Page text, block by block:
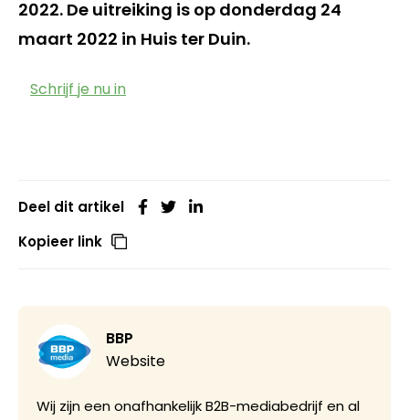
2022. De uitreiking is op donderdag 24
maart 2022 in Huis ter Duin.
Schrijf je nu in
Deel dit artikel
Kopieer link
BBP
Website
Wij zijn een onafhankelijk B2B-mediabedrijf en al